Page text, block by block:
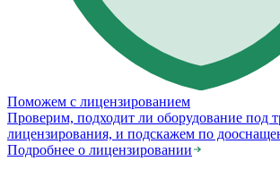
Поможем с лицензированием
Проверим, подходит ли оборудование под
лицензирования, и подскажем по
Подробнее о лицензировании